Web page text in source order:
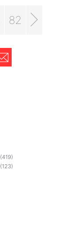
82
(419)
(123)